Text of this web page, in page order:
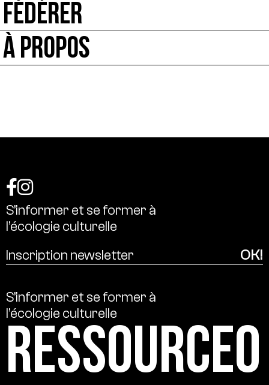
FÉDÉRER
À PROPOS
S’informer et se former à
l’écologie culturelle
S’informer et se former à
l’écologie culturelle
Ressource0